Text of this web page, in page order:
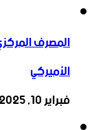
المصرف
الأميركي
فبراير 10, 2025